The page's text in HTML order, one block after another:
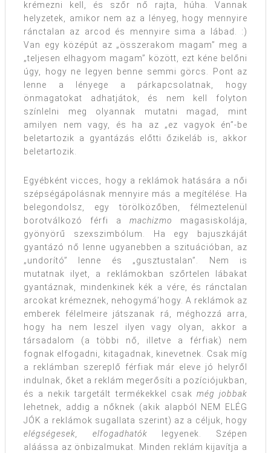
krémezni kell, és szőr nő rajta, húha. Vannak
helyzetek, amikor nem az a lényeg, hogy mennyire
ránctalan az arcod és mennyire sima a lábad. :)
Van egy középút az „összerakom magam” meg a
„teljesen elhagyom magam” között, ezt kéne belőni
úgy, hogy ne legyen benne semmi görcs. Pont az
lenne a lényege a párkapcsolatnak, hogy
önmagatokat adhatjátok, és nem kell folyton
színlelni meg olyannak mutatni magad, mint
amilyen nem vagy, és ha az „ez vagyok én”-be
beletartozik a gyantázás előtti őzikeláb is, akkor
beletartozik.
Egyébként vicces, hogy a reklámok hatására a női
szépségápolásnak mennyire más a megítélése. Ha
belegondolsz, egy törölközőben, félmeztelenül
borotválkozó férfi a machizmo
magasiskolája,
gyönyörű szexszimbólum. Ha egy bajuszkáját
gyantázó nő lenne ugyanebben a szituációban, az
„undorító” lenne és „gusztustalan”. Nem is
mutatnak ilyet, a reklámokban szőrtelen lábakat
gyantáznak, mindenkinek kék a vére, és ránctalan
arcokat krémeznek, nehogymá’hogy. A reklámok az
emberek félelmeire játszanak rá, méghozzá arra,
hogy ha nem leszel ilyen vagy olyan, akkor a
társadalom (a többi nő, illetve a férfiak) nem
fognak elfogadni, kitagadnak, kinevetnek. Csak míg
a reklámban szereplő férfiak már eleve jó helyről
indulnak, őket a reklám megerősíti a pozíciójukban,
és a nekik targetált termékekkel csak még jobbak
lehetnek, addig a nőknek (akik alapból NEM ELÉG
JÓK a reklámok sugallata szerint) az a céljuk, hogy
elégségesek, elfogadhatók legyenek. Szépen
aláássa az önbizalmukat. Minden reklám kijavítja a